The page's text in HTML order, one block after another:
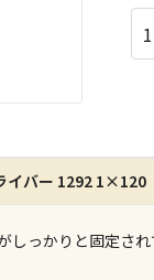
イバー 1292 1×120
っかりと固定され